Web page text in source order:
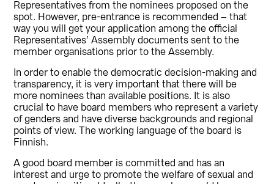
Representatives from the nominees proposed on the
spot. However, pre-entrance is recommended – that
way you will get your application among the official
Representatives’ Assembly documents sent to the
member organisations prior to the Assembly.
In order to enable the democratic decision-making and
transparency, it is very important that there will be
more nominees than available positions. It is also
crucial to have board members who represent a variety
of genders and have diverse backgrounds and regional
points of view. The working language of the board is
Finnish.
A good board member is committed and has an
interest and urge to promote the welfare of sexual and